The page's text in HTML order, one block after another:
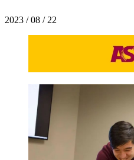
2023 / 08 / 22